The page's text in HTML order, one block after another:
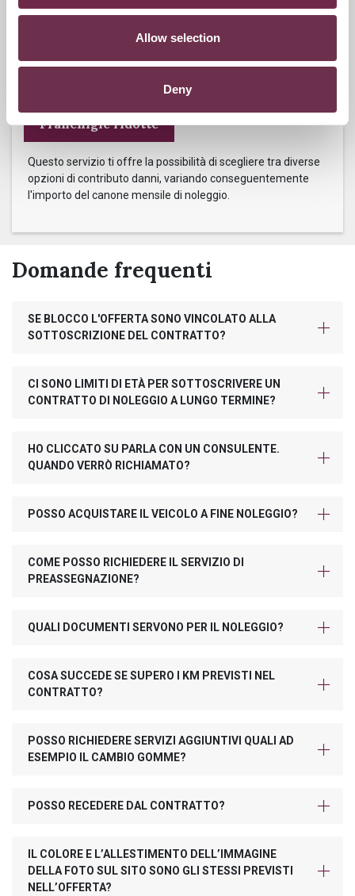
Allow selection
Deny
Durante i mesi invernali potrai equipaggiare la tua vettura
dotazione), o in alternativa, qualora fosse possibile, con
Franchigie ridotte
Questo servizio ti offre la possibilità di scegliere tra diverse
opzioni di contributo danni, variando conseguentemente
l'importo del canone mensile di noleggio.
Domande frequenti
SE BLOCCO L'OFFERTA SONO VINCOLATO ALLA
SOTTOSCRIZIONE DEL CONTRATTO?
CI SONO LIMITI DI ETÀ PER SOTTOSCRIVERE UN
CONTRATTO DI NOLEGGIO A LUNGO TERMINE?
HO CLICCATO SU PARLA CON UN CONSULENTE.
QUANDO VERRÒ RICHIAMATO?
POSSO ACQUISTARE IL VEICOLO A FINE NOLEGGIO?
COME POSSO RICHIEDERE IL SERVIZIO DI
PREASSEGNAZIONE?
QUALI DOCUMENTI SERVONO PER IL NOLEGGIO?
COSA SUCCEDE SE SUPERO I KM PREVISTI NEL
CONTRATTO?
POSSO RICHIEDERE SERVIZI AGGIUNTIVI QUALI AD
ESEMPIO IL CAMBIO GOMME?
POSSO RECEDERE DAL CONTRATTO?
IL COLORE E L’ALLESTIMENTO DELL’IMMAGINE
DELLA FOTO SUL SITO SONO GLI STESSI PREVISTI
NELL’OFFERTA?